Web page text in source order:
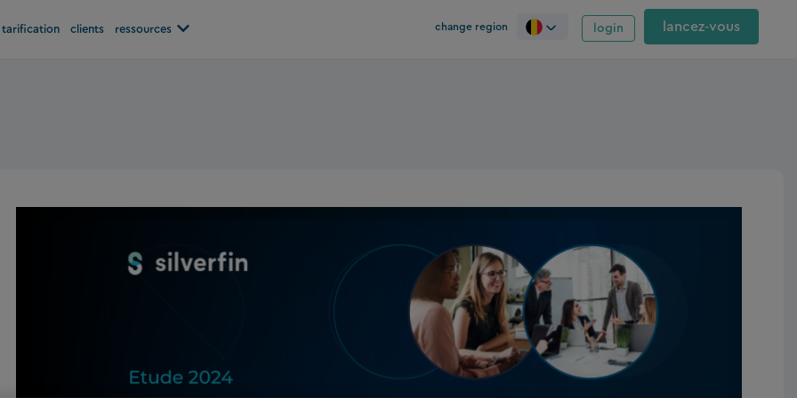
tarification clients ressources Open ressources change region login lancez‑vous